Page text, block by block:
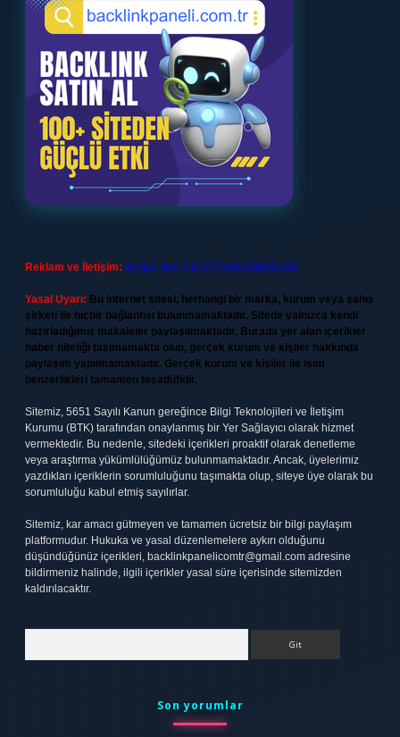
Reklam ve İletişim: Skype: live:.cid.575569c608265c69
Yasal Uyarı: Bu internet sitesi, herhangi bir marka, kurum veya şahıs
şirketi ile hiçbir bağlantısı bulunmamaktadır. Sitede yalnızca kendi
hazırladığımız makaleler paylaşılmaktadır. Burada yer alan içerikler
haber niteliği taşımamakta olup, gerçek kurum ve kişiler hakkında
paylaşım yapılmamaktadır. Gerçek kurum ve kişiler ile isim
benzerlikleri tamamen tesadüfidir.
Sitemiz, 5651 Sayılı Kanun gereğince Bilgi Teknolojileri ve İletişim
Kurumu (BTK) tarafından onaylanmış bir Yer Sağlayıcı olarak hizmet
vermektedir. Bu nedenle, sitedeki içerikleri proaktif olarak denetleme
veya araştırma yükümlülüğümüz bulunmamaktadır. Ancak, üyelerimiz
yazdıkları içeriklerin sorumluluğunu taşımakta olup, siteye üye olarak bu
sorumluluğu kabul etmiş sayılırlar.
Sitemiz, kar amacı gütmeyen ve tamamen ücretsiz bir bilgi paylaşım
platformudur. Hukuka ve yasal düzenlemelere aykırı olduğunu
düşündüğünüz içerikleri, backlinkpanelicomtr@gmail.com adresine
bildirmeniz halinde, ilgili içerikler yasal süre içerisinde sitemizden
kaldırılacaktır.
Son yorumlar